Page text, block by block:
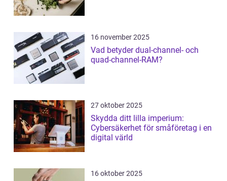
16 november 2025
Vad betyder dual-channel- och
quad-channel-RAM?
27 oktober 2025
Skydda ditt lilla imperium:
Cybersäkerhet för småföretag i en
digital värld
16 oktober 2025